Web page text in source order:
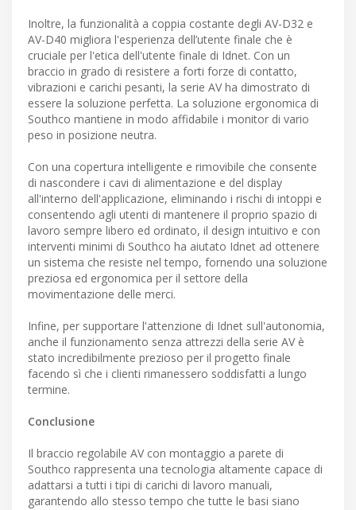
Inoltre, la funzionalità a coppia costante degli AV-D32 e
AV-D40 migliora l'esperienza dell’utente finale che è
cruciale per l'etica dell'utente finale di Idnet. Con un
braccio in grado di resistere a forti forze di contatto,
vibrazioni e carichi pesanti, la serie AV ha dimostrato di
essere la soluzione perfetta. La soluzione ergonomica di
Southco mantiene in modo affidabile i monitor di vario
peso in posizione neutra.
Con una copertura intelligente e rimovibile che consente
di nascondere i cavi di alimentazione e del display
all'interno dell'applicazione, eliminando i rischi di intoppi e
consentendo agli utenti di mantenere il proprio spazio di
lavoro sempre libero ed ordinato, il design intuitivo e con
interventi minimi di Southco ha aiutato Idnet ad ottenere
un sistema che resiste nel tempo, fornendo una soluzione
preziosa ed ergonomica per il settore della
movimentazione delle merci.
Infine, per supportare l'attenzione di Idnet sull'autonomia,
anche il funzionamento senza attrezzi della serie AV è
stato incredibilmente prezioso per il progetto finale
facendo sì che i clienti rimanessero soddisfatti a lungo
termine.
Conclusione
Il braccio regolabile AV con montaggio a parete di
Southco rappresenta una tecnologia altamente capace di
adattarsi a tutti i tipi di carichi di lavoro manuali,
garantendo allo stesso tempo che tutte le basi siano